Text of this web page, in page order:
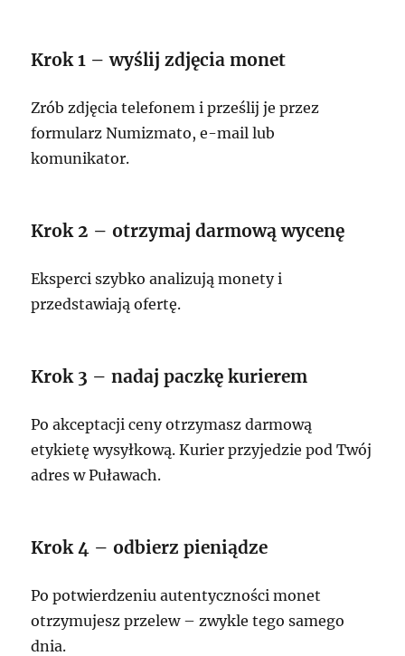
Krok 1 – wyślij zdjęcia monet
Zrób zdjęcia telefonem i prześlij je przez
formularz Numizmato, e-mail lub
komunikator.
Krok 2 – otrzymaj darmową wycenę
Eksperci szybko analizują monety i
przedstawiają ofertę.
Krok 3 – nadaj paczkę kurierem
Po akceptacji ceny otrzymasz darmową
etykietę wysyłkową. Kurier przyjedzie pod Twój
adres w Puławach.
Krok 4 – odbierz pieniądze
Po potwierdzeniu autentyczności monet
otrzymujesz przelew – zwykle tego samego
dnia.